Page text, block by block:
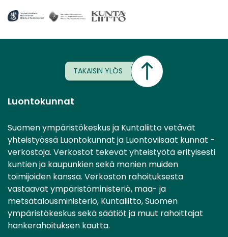
TAKAISIN YLÖS
Luontokunnat
Suomen ympäristökeskus ja Kuntaliitto vetävät
yhteistyössä Luontokunnat ja Luontoviisaat kunnat -
verkostoja. Verkostot tekevät yhteistyötä erityisesti
kuntien ja kaupunkien sekä monien muiden
toimijoiden kanssa. Verkoston rahoituksesta
vastaavat ympäristöministeriö, maa- ja
metsätalousministeriö, Kuntaliitto, Suomen
ympäristökeskus sekä säätiöt ja muut rahoittajat
hankerahoituksen kautta.